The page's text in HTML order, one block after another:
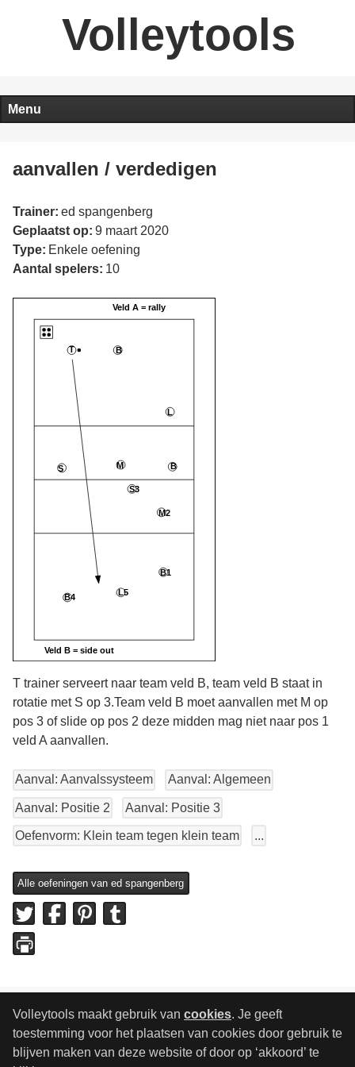
Volleytools
Menu
aanvallen / verdedigen
Trainer: ed spangenberg
Geplaatst op: 9 maart 2020
Type: Enkele oefening
Aantal spelers: 10
T trainer serveert naar team veld B, team veld B staat in
rotatie met S op 3.Team veld B moet aanvallen met M op
pos 3 of slide op pos 2 deze midden mag niet naar pos 1
veld A aanvallen.
Aanval: Aanvalssysteem Aanval: Algemeen
Aanval: Positie 2 Aanval: Positie 3
Oefenvorm: Klein team tegen klein team ...
Alle oefeningen van ed spangenberg
Volleytools maakt gebruik van cookies. Je geeft
toestemming voor het plaatsen van cookies door gebruik te
blijven maken van deze website of door op ‘akkoord’ te